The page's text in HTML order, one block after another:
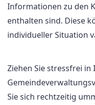
Informationen zu den
enthalten sind. Diese
individueller Situation
Ziehen Sie stressfrei
Sie sich rechtzeitig